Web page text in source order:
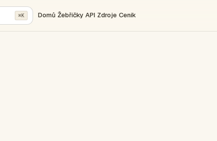
⌘K Domů Žebříčky API Zdroje Ceník